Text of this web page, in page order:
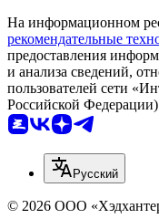
На информационном
рекомендательные
предоставления
и анализа сведений,
пользователей сети
Российской Федерации)
Русский
© 2026 ООО